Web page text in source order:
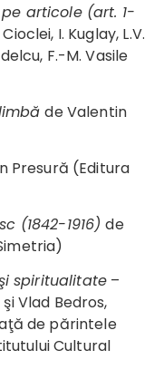
articole (art. 1-
I. Kuglay, L.V.
F.-M. Vasile
de Valentin
Presură (Editura
(1842-1916)de
spiritualitate –
Vlad Bedros,
de părintele
Cultural